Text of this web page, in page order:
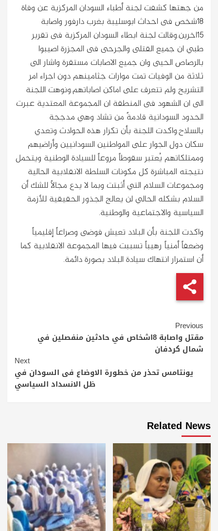
من جهتها كشفت لجنة أطباء السودان المركزية عن وفاة
18شخص فى احداث ابوسليبة بغرب دارفور واصابة
15اخرين.وقالت لجنة ابطاء السودان المركزية فى تقرير
طبي ان جميع القتلى والجرحى فى المجزرة اصيبوا
بالرصاص الحيى وان جميع الاصابات مستقرة واشار الى
ثلاثة من الوفيات تمت موارات جثامينهم دون اجراء امر
التشريح ولم تتعرف على اماكن اصاباتهم.ونوهت اللجنة
الى ان الشهود فى المنطقة ان المجموعة المعتدية عبرت
الحدود السودانية قادمةً من تشاد وهي مدججة
بالسلاح.واكدت اللجنة بأن تكرار هذه الحوادث وتعدي
سكان دول الجوار على المواطنين السودانيين وأراضيهم
وممتلكاتهم يُعتبر سقوطاً مروعاً للسيادة الوطنية ويتحمل
نتيجته المباشرة كل مكونات السلطة الانقلابية الحالية
ومجموعات السلام التي أثبتت وبما لا يدع مجالاً للشك أن
السلام بشكله الحالي لن يعالج الجذور الحقيقية للأزمة
السياسية والاجتماعية والوطنية.
واكدت اللجنة بأن البلاد تعيش فوضى وصراعاً إقليمياً
وضعفاً أمنياً رهيباً تسببت فيها المجموعة الانقلابية كما
أن استمرار انتهاك سيادة البلاد بصورة دائمة.
Continue
Reading
Previous
مقتل واصابة 8اشخاص في حادثين منفصلين في
شمال كردفان
Next
يونتامس تحذر من خطورة الاوضاع فى السودان في
ظل الانسداد السياسي
Related News